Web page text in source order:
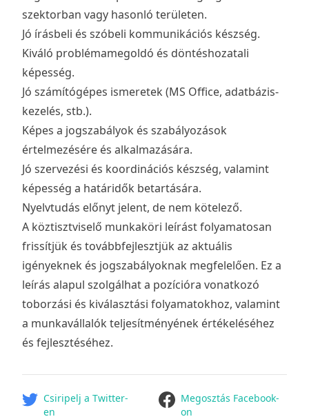
szektorban vagy hasonló területen.
Jó írásbeli és szóbeli kommunikációs készség.
Kiváló problémamegoldó és döntéshozatali
képesség.
Jó számítógépes ismeretek (MS Office, adatbázis-
kezelés, stb.).
Képes a jogszabályok és szabályozások
értelmezésére és alkalmazására.
Jó szervezési és koordinációs készség, valamint
képesség a határidők betartására.
Nyelvtudás előnyt jelent, de nem kötelező.
A köztisztviselő munkaköri leírást folyamatosan
frissítjük és továbbfejlesztjük az aktuális
igényeknek és jogszabályoknak megfelelően. Ez a
leírás alapul szolgálhat a pozícióra vonatkozó
toborzási és kiválasztási folyamatokhoz, valamint
a munkavállalók teljesítményének értékeléséhez
és fejlesztéséhez.
Csiripelj a Twitter-
en
facebookMegosztás Facebook-
on